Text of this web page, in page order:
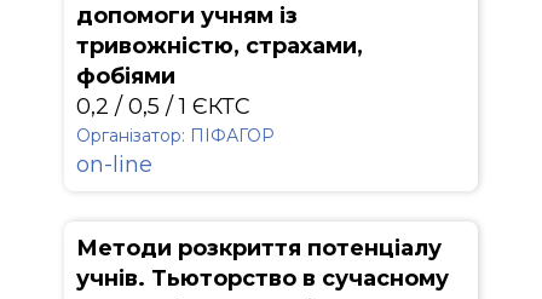
допомоги учням із
тривожністю, страхами,
фобіями
0,2 / 0,5 / 1 ЄКТС
Організатор: ПІФАГОР
on-line
Методи розкриття потенціалу
учнів. Тьюторство в сучасному